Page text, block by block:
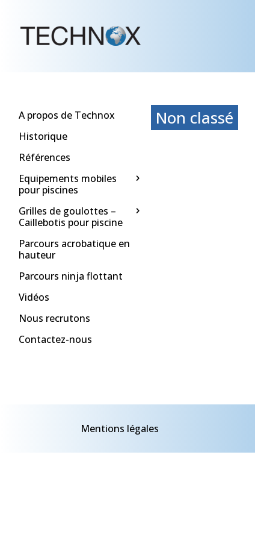
A propos de Technox
Historique
Références
Equipements mobiles
pour piscines
Grilles de goulottes –
Caillebotis pour piscine
Parcours acrobatique en
hauteur
Parcours ninja flottant
Vidéos
Nous recrutons
Contactez-nous
Non classé
Mentions légales